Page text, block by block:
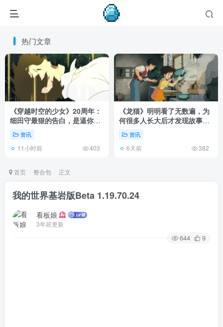
热门文章
《穿越时空的少女》20周年：
细田守最狠的告白，是逼你承
认有些夏天回不去了！
资讯
11小时前 403
《龙猫》明明看了无数遍，为
何很多人长大后才发现故事根
本不在 1988 年！
资讯
6天前 382
首页 整合包 正文
我的世界基岩版Beta 1.19.70.24
看板娘
3年前更新
644 9